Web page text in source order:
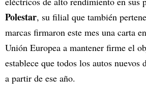
Polestar, su filial que también
marcas firmaron este mes una carta
Unión Europea a mantener firme el
establece que todos los autos nuevos
a partir de ese año.